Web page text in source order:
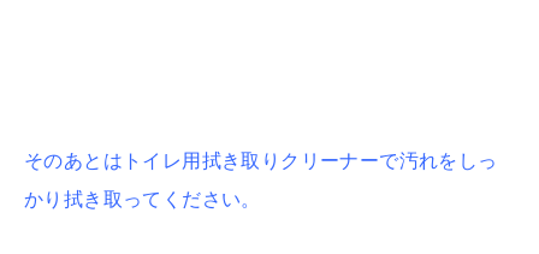
そのあとはトイレ用拭き取りクリーナーで汚れをしっ
かり拭き取ってください。